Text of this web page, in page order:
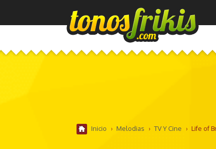
Inicio › Melodias › TV Y Cine › Life of